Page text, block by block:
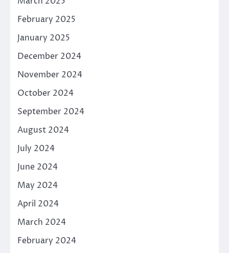
February 2025
January 2025
December 2024
November 2024
October 2024
September 2024
August 2024
July 2024
June 2024
May 2024
April 2024
March 2024
February 2024